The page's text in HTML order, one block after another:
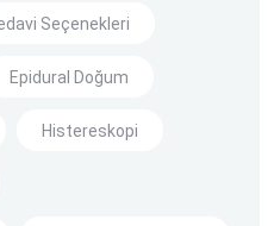
Seçenekleri
Epidural Doğum
Histereskopi